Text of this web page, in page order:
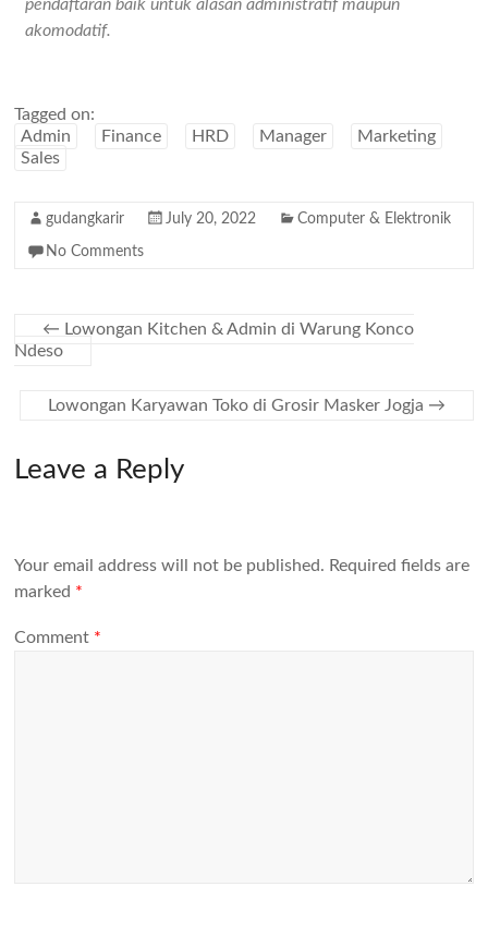
pendaftaran baik untuk alasan administratif maupun
akomodatif.
Tagged on:
Admin
Finance HRD Manager
Marketing
Sales
gudangkarir July 20, 2022 Computer & Elektronik
No Comments
← Lowongan Kitchen & Admin di Warung Konco
Ndeso
Lowongan Karyawan Toko di Grosir Masker Jogja →
Leave a Reply
Your email address will not be published. Required fields are
marked *
Comment *